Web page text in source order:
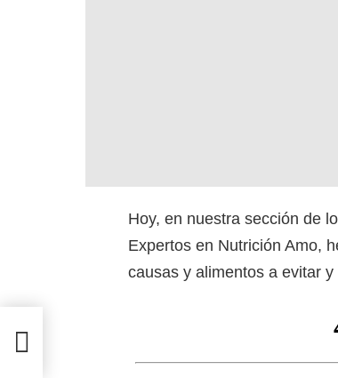
Hoy, en nuestra sección de
Expertos en Nutrición Amo,
causas y alimentos a evitar